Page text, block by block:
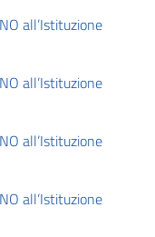
all’Istituzione
all’Istituzione
all’Istituzione
all’Istituzione